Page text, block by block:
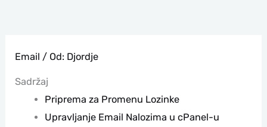
Email / Od: Djordje
Sadržaj
Priprema za Promenu Lozinke
Upravljanje Email Nalozima u cPanel-u